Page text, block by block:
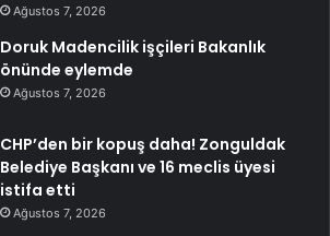
Ağustos 7, 2026
Doruk Madencilik işçileri Bakanlık
önünde eylemde
Ağustos 7, 2026
CHP’den bir kopuş daha! Zonguldak
Belediye Başkanı ve 16 meclis üyesi
istifa etti
Ağustos 7, 2026